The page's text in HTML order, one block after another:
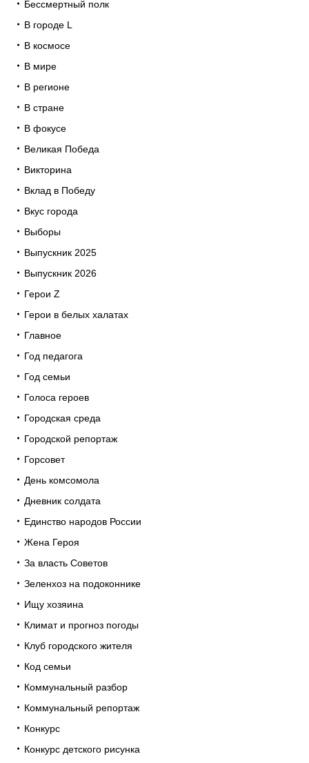
Бессмертный полк
В городе L
В космосе
В мире
В регионе
В стране
В фокусе
Великая Победа
Викторина
Вклад в Победу
Вкус города
Выборы
Выпускник 2025
Выпускник 2026
Герои Z
Герои в белых халатах
Главное
Год педагога
Год семьи
Голоса героев
Городская среда
Городской репортаж
Горсовет
День комсомола
Дневник солдата
Единство народов России
Жена Героя
За власть Советов
Зеленхоз на подоконнике
Ищу хозяина
Климат и прогноз погоды
Клуб городского жителя
Код семьи
Коммунальный разбор
Коммунальный репортаж
Конкурс
Конкурс детского рисунка